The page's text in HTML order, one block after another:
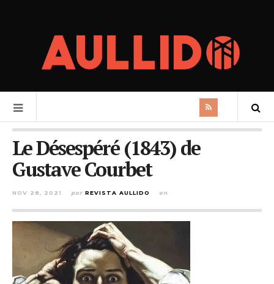
Le Désespéré (1843) de
Gustave Courbet
NOV 28, 2021 por REVISTA AULLIDO en